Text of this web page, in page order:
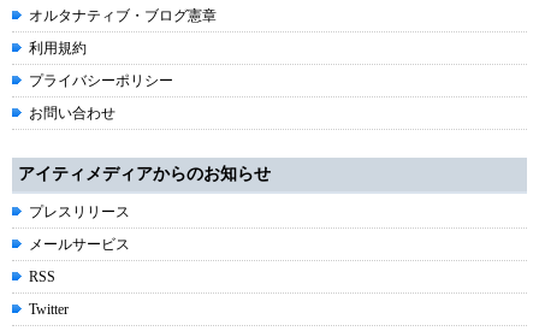
オルタナティブ・ブログ憲章
利用規約
プライバシーポリシー
お問い合わせ
アイティメディアからのお知らせ
プレスリリース
メールサービス
RSS
Twitter